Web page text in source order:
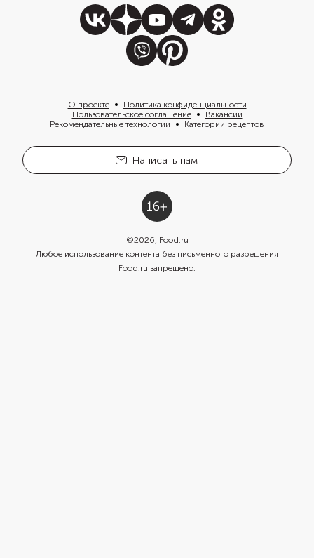
О проекте
Политика конфиденциальности
Пользовательское соглашение
Вакансии
Рекомендательные технологии
Категории рецептов
Написать нам
©2026, Food.ru
Любое использование контента без письменного разрешения
Food.ru запрещено.